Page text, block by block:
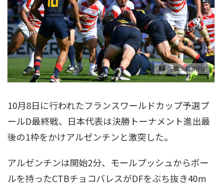
写真：©JRFU
10月8日に行われたフランスワールドカップ予選プ
ールD最終戦、日本代表は決勝トーナメント進出最
後の1枠をかけアルゼンチンと激突した。
アルゼンチンは開始2分、モールプッシュからボー
ルを持ったCTBチョコバレスがDFをぶち抜き40m